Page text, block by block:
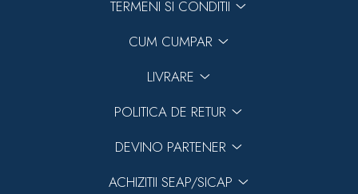
TERMENI SI CONDITII
CUM CUMPAR
LIVRARE
POLITICA DE RETUR
DEVINO PARTENER
ACHIZITII SEAP/SICAP